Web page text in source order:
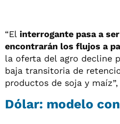
“El interrogante pasa a
encontrarán los flujos a
la oferta del agro decline
baja transitoria de
productos de soja y
Dólar: modelo